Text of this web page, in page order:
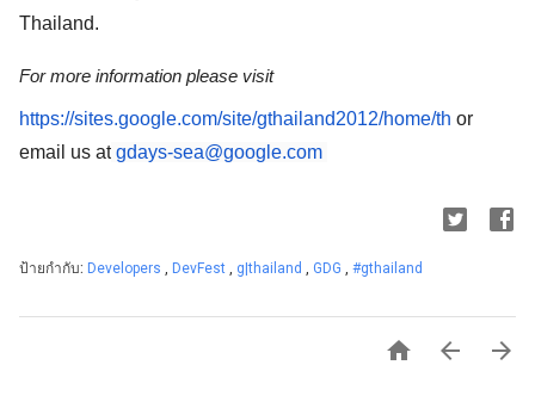
Thailand.
For more information please visit
https://sites.google.com/site/gthailand2012/home/th or
email us at gdays-sea@google.com
ป้ายกำกับ: Developers DevFest g|thailand GDG #gthailand
  